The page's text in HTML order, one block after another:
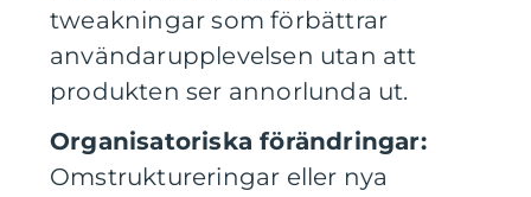
tweakningar som förbättrar
användarupplevelsen utan att
produkten ser annorlunda ut.
Organisatoriska förändringar:
Omstruktureringar eller nya